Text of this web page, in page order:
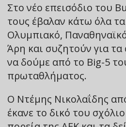
Στο νέο επεισόδιο του
τους έβαλαν κάτω όλα
Ολυμπιακό,
Άρη και συζητούν για
να δούμε από το Big-5
πρωταθλήματος.
Ο Ντέμης Νικολαΐδης
έκανε το δικό του